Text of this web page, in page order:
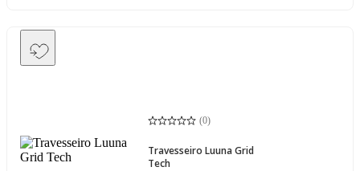
(0)
Travesseiro Luuna Grid
Tech